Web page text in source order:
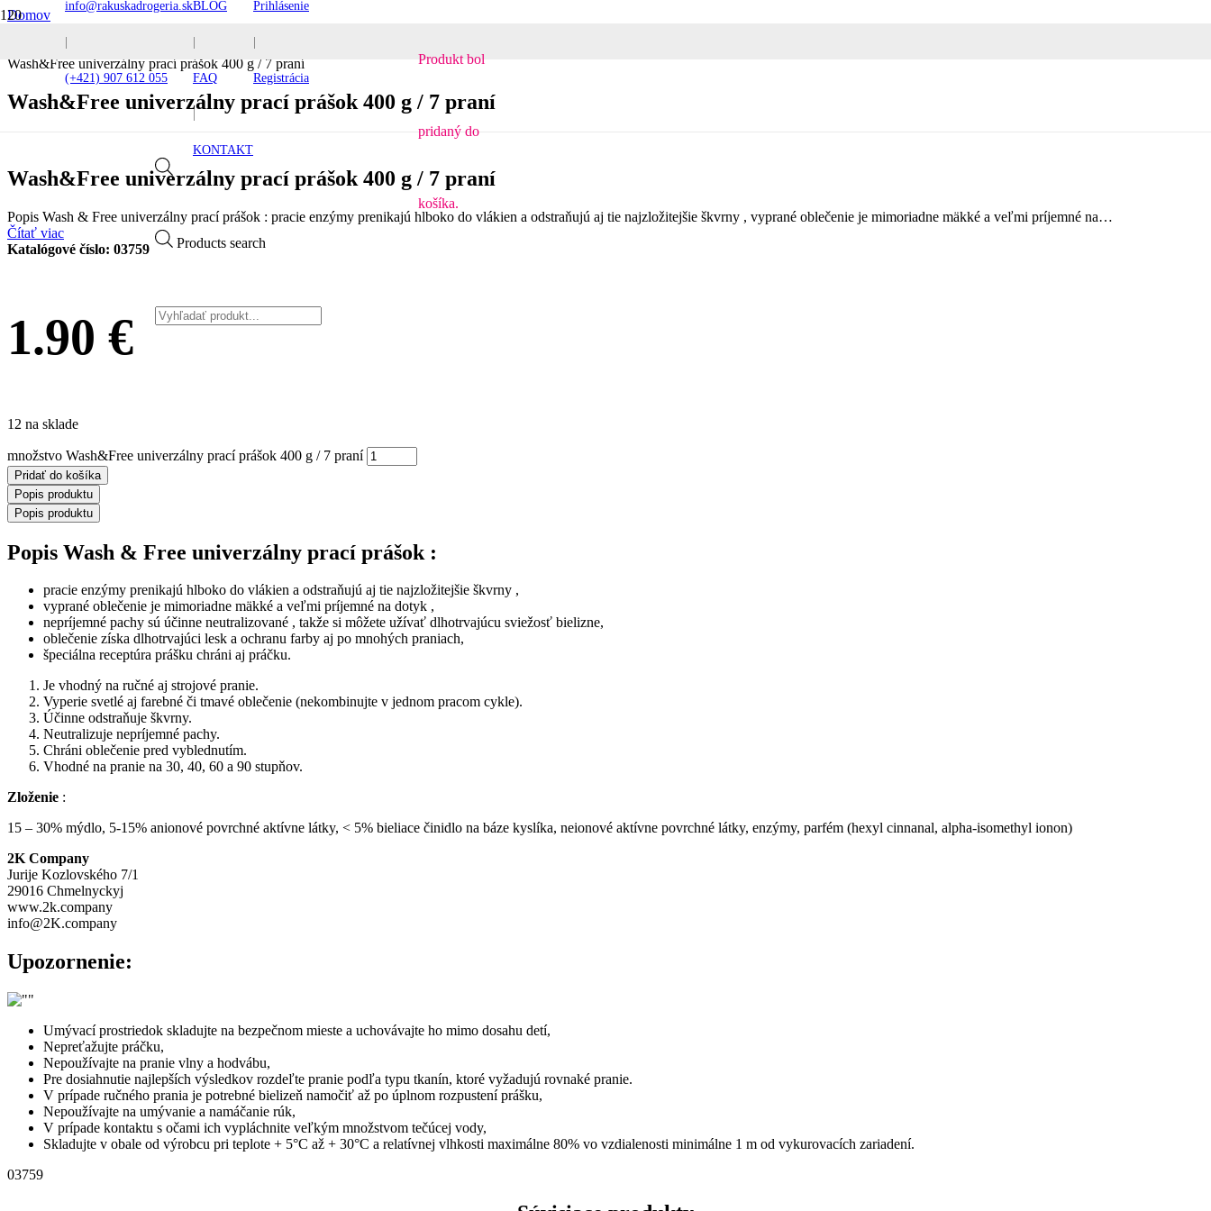
info@rakuskadrogeria.sk
|
(+421) 907 612 055
BLOG
|
FAQ
|
KONTAKT
Prihlásenie
|
Registrácia
Products search
Produktbol
pridaný do
košíka.
Domov
Pracie prášky
Wash&Free univerzálny prací prášok 400 g / 7 praní
Wash&Free univerzálny prací prášok 400 g / 7 praní
Wash&Free univerzálny prací prášok 400 g / 7 praní
Popis Wash & Free univerzálny prací prášok : pracie enzýmy prenikajú hlboko do vlákien a odstraňujú aj tie najzložitejšie škvrny , vyprané oblečenie je mimoriadne mäkké a veľmi príjemné na…
Čítať viac
Katalógové číslo: 03759
1.90 €
12 na sklade
množstvo Wash&Free univerzálny prací prášok 400 g / 7 praní
Pridať do košíka
Popis produktu
Popis produktu
Popis Wash & Free univerzálny prací prášok :
pracie enzýmy prenikajú hlboko do vlákien a odstraňujú aj tie najzložitejšie škvrny ,
vyprané oblečenie je mimoriadne mäkké a veľmi príjemné na dotyk ,
nepríjemné pachy sú účinne neutralizované , takže si môžete užívať dlhotrvajúcu sviežosť bielizne,
oblečenie získa dlhotrvajúci lesk a ochranu farby aj po mnohých praniach,
špeciálna receptúra ​​prášku chráni aj práčku.
Je vhodný na ručné aj strojové pranie.
Vyperie svetlé aj farebné či tmavé oblečenie (nekombinujte v jednom pracom cykle).
Účinne odstraňuje škvrny.
Neutralizuje nepríjemné pachy.
Chráni oblečenie pred vyblednutím.
Vhodné na pranie na 30, 40, 60 a 90 stupňov.
Zloženie :
15 – 30% mýdlo, 5-15% anionové povrchné aktívne látky, < 5% bieliace činidlo na báze kyslíka, neionové aktívne povrchné látky, enzýmy, parfém (hexyl cinnanal, alpha-isomethyl ionon)
2K Company
Jurije Kozlovského 7/1
29016 Chmelnyckyj
www.2k.company
info@2K.company
Upozornenie:
Umývací prostriedok skladujte na bezpečnom mieste a uchovávajte ho mimo dosahu detí,
Nepreťažujte práčku,
Nepoužívajte na pranie vlny a hodvábu,
Pre dosiahnutie najlepších výsledkov rozdeľte pranie podľa typu tkanín, ktoré vyžadujú rovnaké pranie.
V prípade ručného prania je potrebné bielizeň namočiť až po úplnom rozpustení prášku,
Nepoužívajte na umývanie a namáčanie rúk,
V prípade kontaktu s očami ich vypláchnite veľkým množstvom tečúcej vody,
Skladujte v obale od výrobcu pri teplote + 5°С až + 30°С a relatívnej vlhkosti maximálne 80% vo vzdialenosti minimálne 1 m od vykurovacích zariadení.
03759